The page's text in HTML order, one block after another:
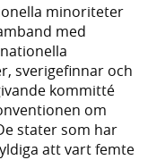
minoriteter
med
sverigefinnar och
kommitté
om
stater som har
att vart femte